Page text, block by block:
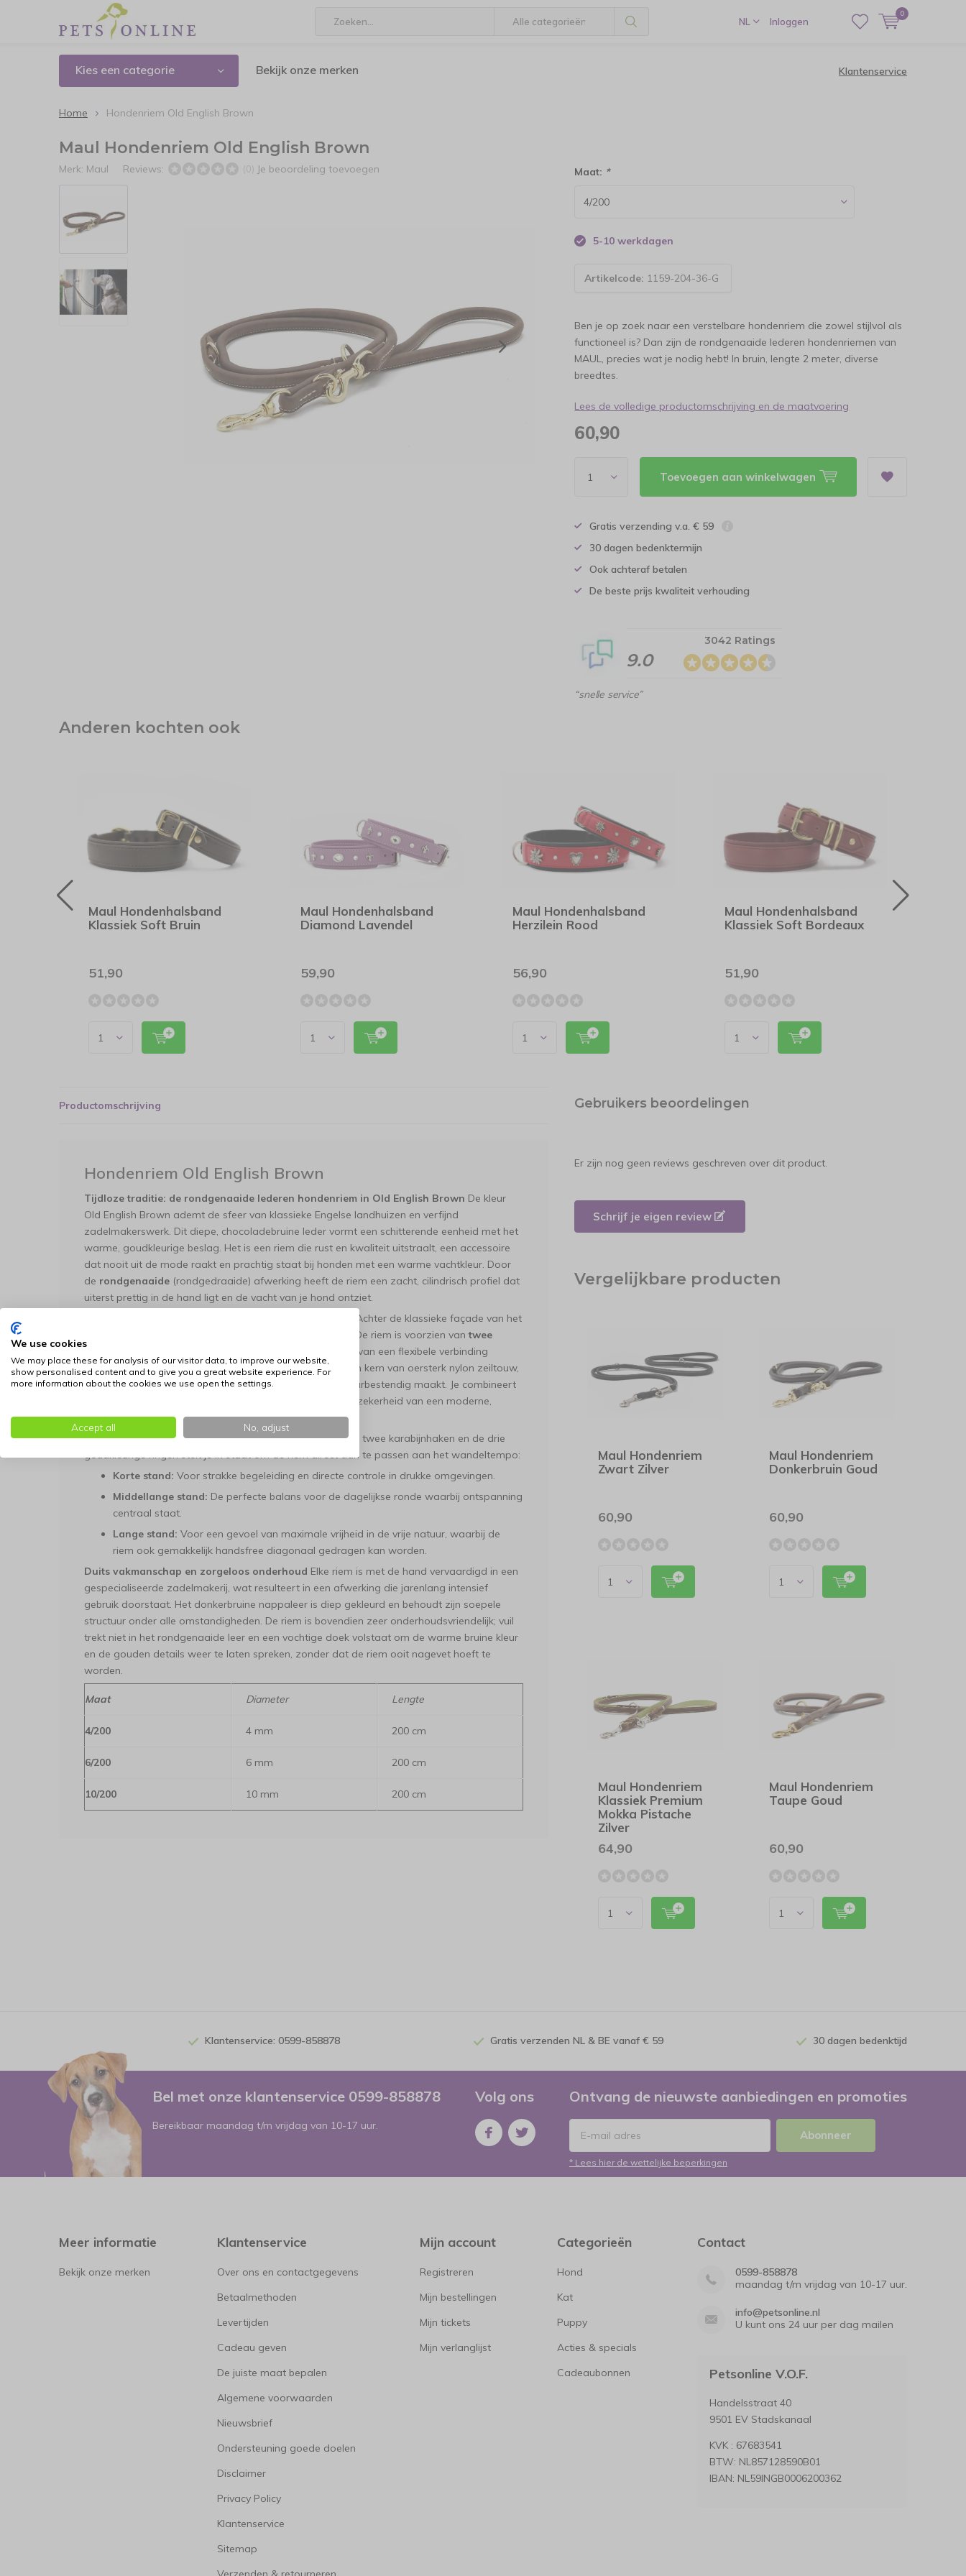
NL Inloggen
0
Kies een categorie Bekijk onze merken Klantenservice
Home Hondenriem Old English Brown
Maul Hondenriem Old English Brown
Merk: Maul Reviews: (0) Je beoordeling toevoegen Maat: *
5-10 werkdagen
Artikelcode: 1159-204-36-G
Ben je op zoek naar een verstelbare hondenriem die zowel stijlvol als
functioneel is? Dan zijn de rondgenaaide lederen hondenriemen van
MAUL, precies wat je nodig hebt! In bruin, lengte 2 meter, diverse
breedtes.
Lees de volledige productomschrijving en de maatvoering
60,90
Toevoegen aan winkelwagen
Gratis verzending v.a. € 59
30 dagen bedenktermijn
Ook achteraf betalen
De beste prijs kwaliteit verhouding
9.0
3042 Ratings
“snelle service”
Anderen kochten ook
Maul Hondenhalsband
Klassiek Soft Bruin
51,90
Maul Hondenhalsband
Diamond Lavendel
59,90
Maul Hondenhalsband
Herzilein Rood
56,90
Maul Hondenhalsband
Klassiek Soft Bordeaux
51,90
Productomschrijving
Hondenriem Old English Brown
Tijdloze traditie: de rondgenaaide lederen hondenriem in Old English Brown De kleur
Old English Brown ademt de sfeer van klassieke Engelse landhuizen en verfijnd
zadelmakerswerk. Dit diepe, chocoladebruine leder vormt een schitterende eenheid met het
warme, goudkleurige beslag. Het is een riem die rust en kwaliteit uitstraalt, een accessoire
dat nooit uit de mode raakt en prachtig staat bij honden met een warme vachtkleur. Door
de rondgenaaide (rondgedraaide) afwerking heeft de riem een zacht, cilindrisch profiel dat
uiterst prettig in de hand ligt en de vacht van je hond ontziet.
Achter de klassieke façade van het
donkerbruine nappaleer schuilt een kern van pure kracht. De riem is voorzien vantwee
sterke goudkleurige karabijnhaken
, waardoor je geniet van een flexibele verbinding
zonder vaste handlus. Binnenin bevindt zich een verborgen kern van oersterk nylon zeiltouw,
wat de riem nagenoeg onverwoestbaar en extreem scheurbestendig maakt. Je combineert
hiermee de authentieke look van leder met de technische zekerheid van een moderne,
zwaar belastbare lijn.
Optimale flexibiliteit op drie lengtesHet systeem met de twee karabijnhaken en de drie
goudkleurige ringen stelt je in staat om de riem direct aan te passen aan het wandeltempo:
Korte stand: Voor strakke begeleiding en directe controle in drukke omgevingen.
Middellange stand: De perfecte balans voor de dagelijkse ronde waarbij ontspanning
centraal staat.
Lange stand: Voor een gevoel van maximale vrijheid in de vrije natuur, waarbij de
riem ook gemakkelijk handsfree diagonaal gedragen kan worden.
Duits vakmanschap en zorgeloos onderhoud Elke riem is met de hand vervaardigd in een
gespecialiseerde zadelmakerij, wat resulteert in een afwerking die jarenlang intensief
gebruik doorstaat. Het donkerbruine nappaleer is diep gekleurd en behoudt zijn soepele
structuur onder alle omstandigheden. De riem is bovendien zeer onderhoudsvriendelijk; vuil
trekt niet in het rondgenaaide leer en een vochtige doek volstaat om de warme bruine kleur
en de gouden details weer te laten spreken, zonder dat de riem ooit nagevet hoeft te
worden.
Maat Diameter Lengte
4/200 4 mm 200 cm
6/200 6 mm 200 cm
10/200 10 mm 200 cm
Gebruikers beoordelingen
Er zijn nog geen reviews geschreven over dit product.
Schrijf je eigen review
Vergelijkbare producten
Maul Hondenriem
Zwart Zilver
60,90
Maul Hondenriem
Donkerbruin Goud
60,90
Maul Hondenriem
Klassiek Premium
Mokka Pistache
Zilver
64,90
Maul Hondenriem
Taupe Goud
60,90
Klantenservice: 0599-858878 Gratis verzenden NL & BE vanaf € 59 30 dagen bedenktijd
Bel met onze klantenservice 0599-858878
Bereikbaar maandag t/m vrijdag van 10-17 uur.
Volg ons Ontvang de nieuwste aanbiedingen en promoties
Abonneer
* Lees hier de wettelijke beperkingen
Meer informatie
Bekijk onze merken
Klantenservice
Over ons en contactgegevens
Betaalmethoden
Levertijden
Cadeau geven
De juiste maat bepalen
Algemene voorwaarden
Nieuwsbrief
Ondersteuning goede doelen
Disclaimer
Privacy Policy
Klantenservice
Sitemap
Mijn account
Registreren
Mijn bestellingen
Mijn tickets
Mijn verlanglijst
Categorieën
Hond
Kat
Puppy
Acties & specials
Cadeaubonnen
Contact
0599-858878
maandag t/m vrijdag van 10-17 uur.
info@petsonline.nl
U kunt ons 24 uur per dag mailen
Petsonline V.O.F.
Handelsstraat 40
9501 EV Stadskanaal
KVK : 67683541
BTW: NL857128590B01
IBAN: NL59INGB0006200362
We use cookies
We may place these for analysis of our visitor data, to improve our website,
show personalised content and to give you a great website experience. For
more information about the cookies we use open the settings.
Accept all No, adjust